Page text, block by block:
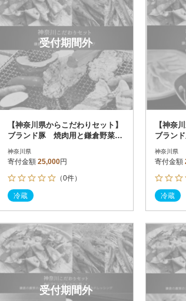
受付期間外
【神奈川県からこだわりセット】
ブランド豚 焼肉用と鎌倉野菜の
神奈川県
寄付金額 25,000円
（0件）
冷蔵
【神奈
ブラン
配送】
神奈川県
寄付金額
冷蔵
受付期間外